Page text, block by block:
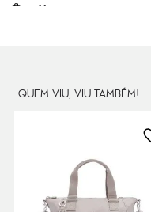
Litragem
QUEM VIU, VIU TAMBÉM!